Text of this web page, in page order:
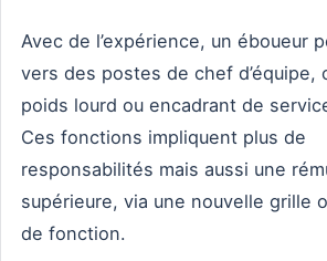
Avec de l’expérience, un éboueur
vers des postes de chef d’équipe,
poids lourd ou encadrant de
Ces fonctions impliquent plus de
responsabilités mais aussi une
supérieure, via une nouvelle grille
de fonction.